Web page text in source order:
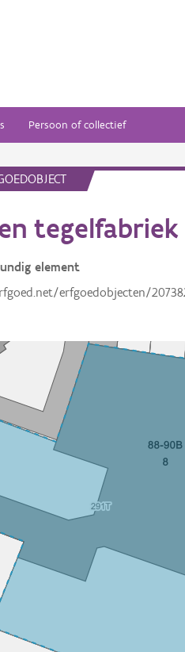
Persoon of collectief
tegelfabriek
element
erfgoedobjecten/